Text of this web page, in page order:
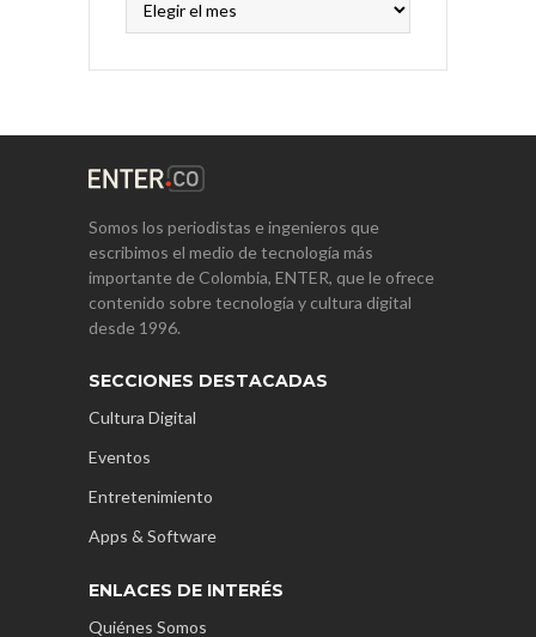
Somos los periodistas e ingenieros que
escribimos el medio de tecnología más
importante de Colombia, ENTER, que le ofrece
contenido sobre tecnología y cultura digital
desde 1996.
SECCIONES DESTACADAS
Cultura Digital
Eventos
Entretenimiento
Apps & Software
ENLACES DE INTERÉS
Quiénes Somos